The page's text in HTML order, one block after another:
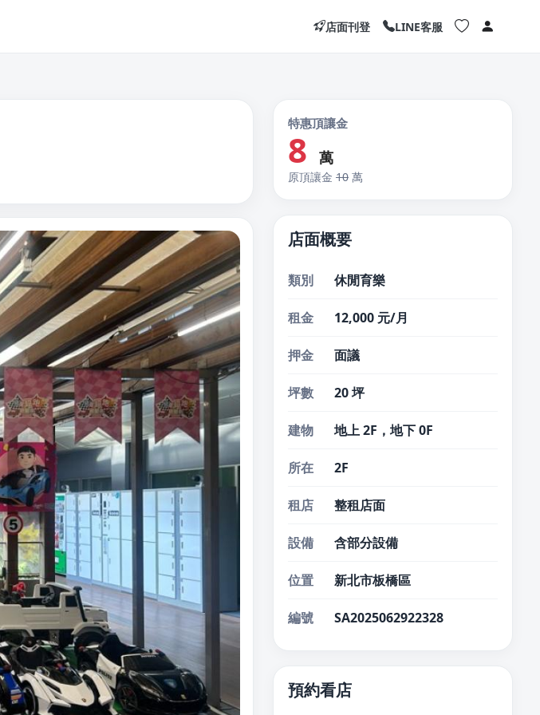
店面刊登 LINE客服
特惠頂讓金
8 萬
原頂讓金 10 萬
店面概要
類別 休閒育樂
租金 12,000 元/月
押金 面議
坪數 20 坪
建物 地上 2F，地下 0F
所在 2F
租店 整租店面
設備 含部分設備
位置 新北市板橋區
編號 SA2025062922328
預約看店